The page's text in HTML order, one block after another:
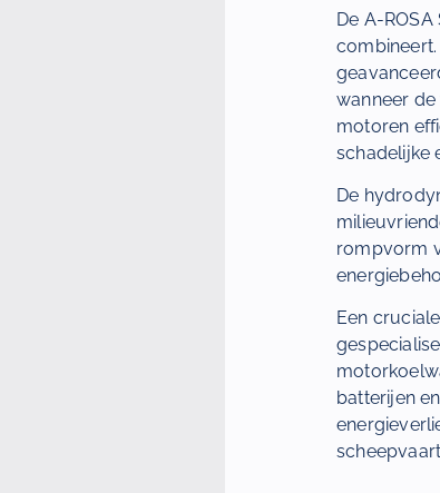
De A-
wanneer de
motoren
schadelijke
De
rompvorm
Een
batterijen